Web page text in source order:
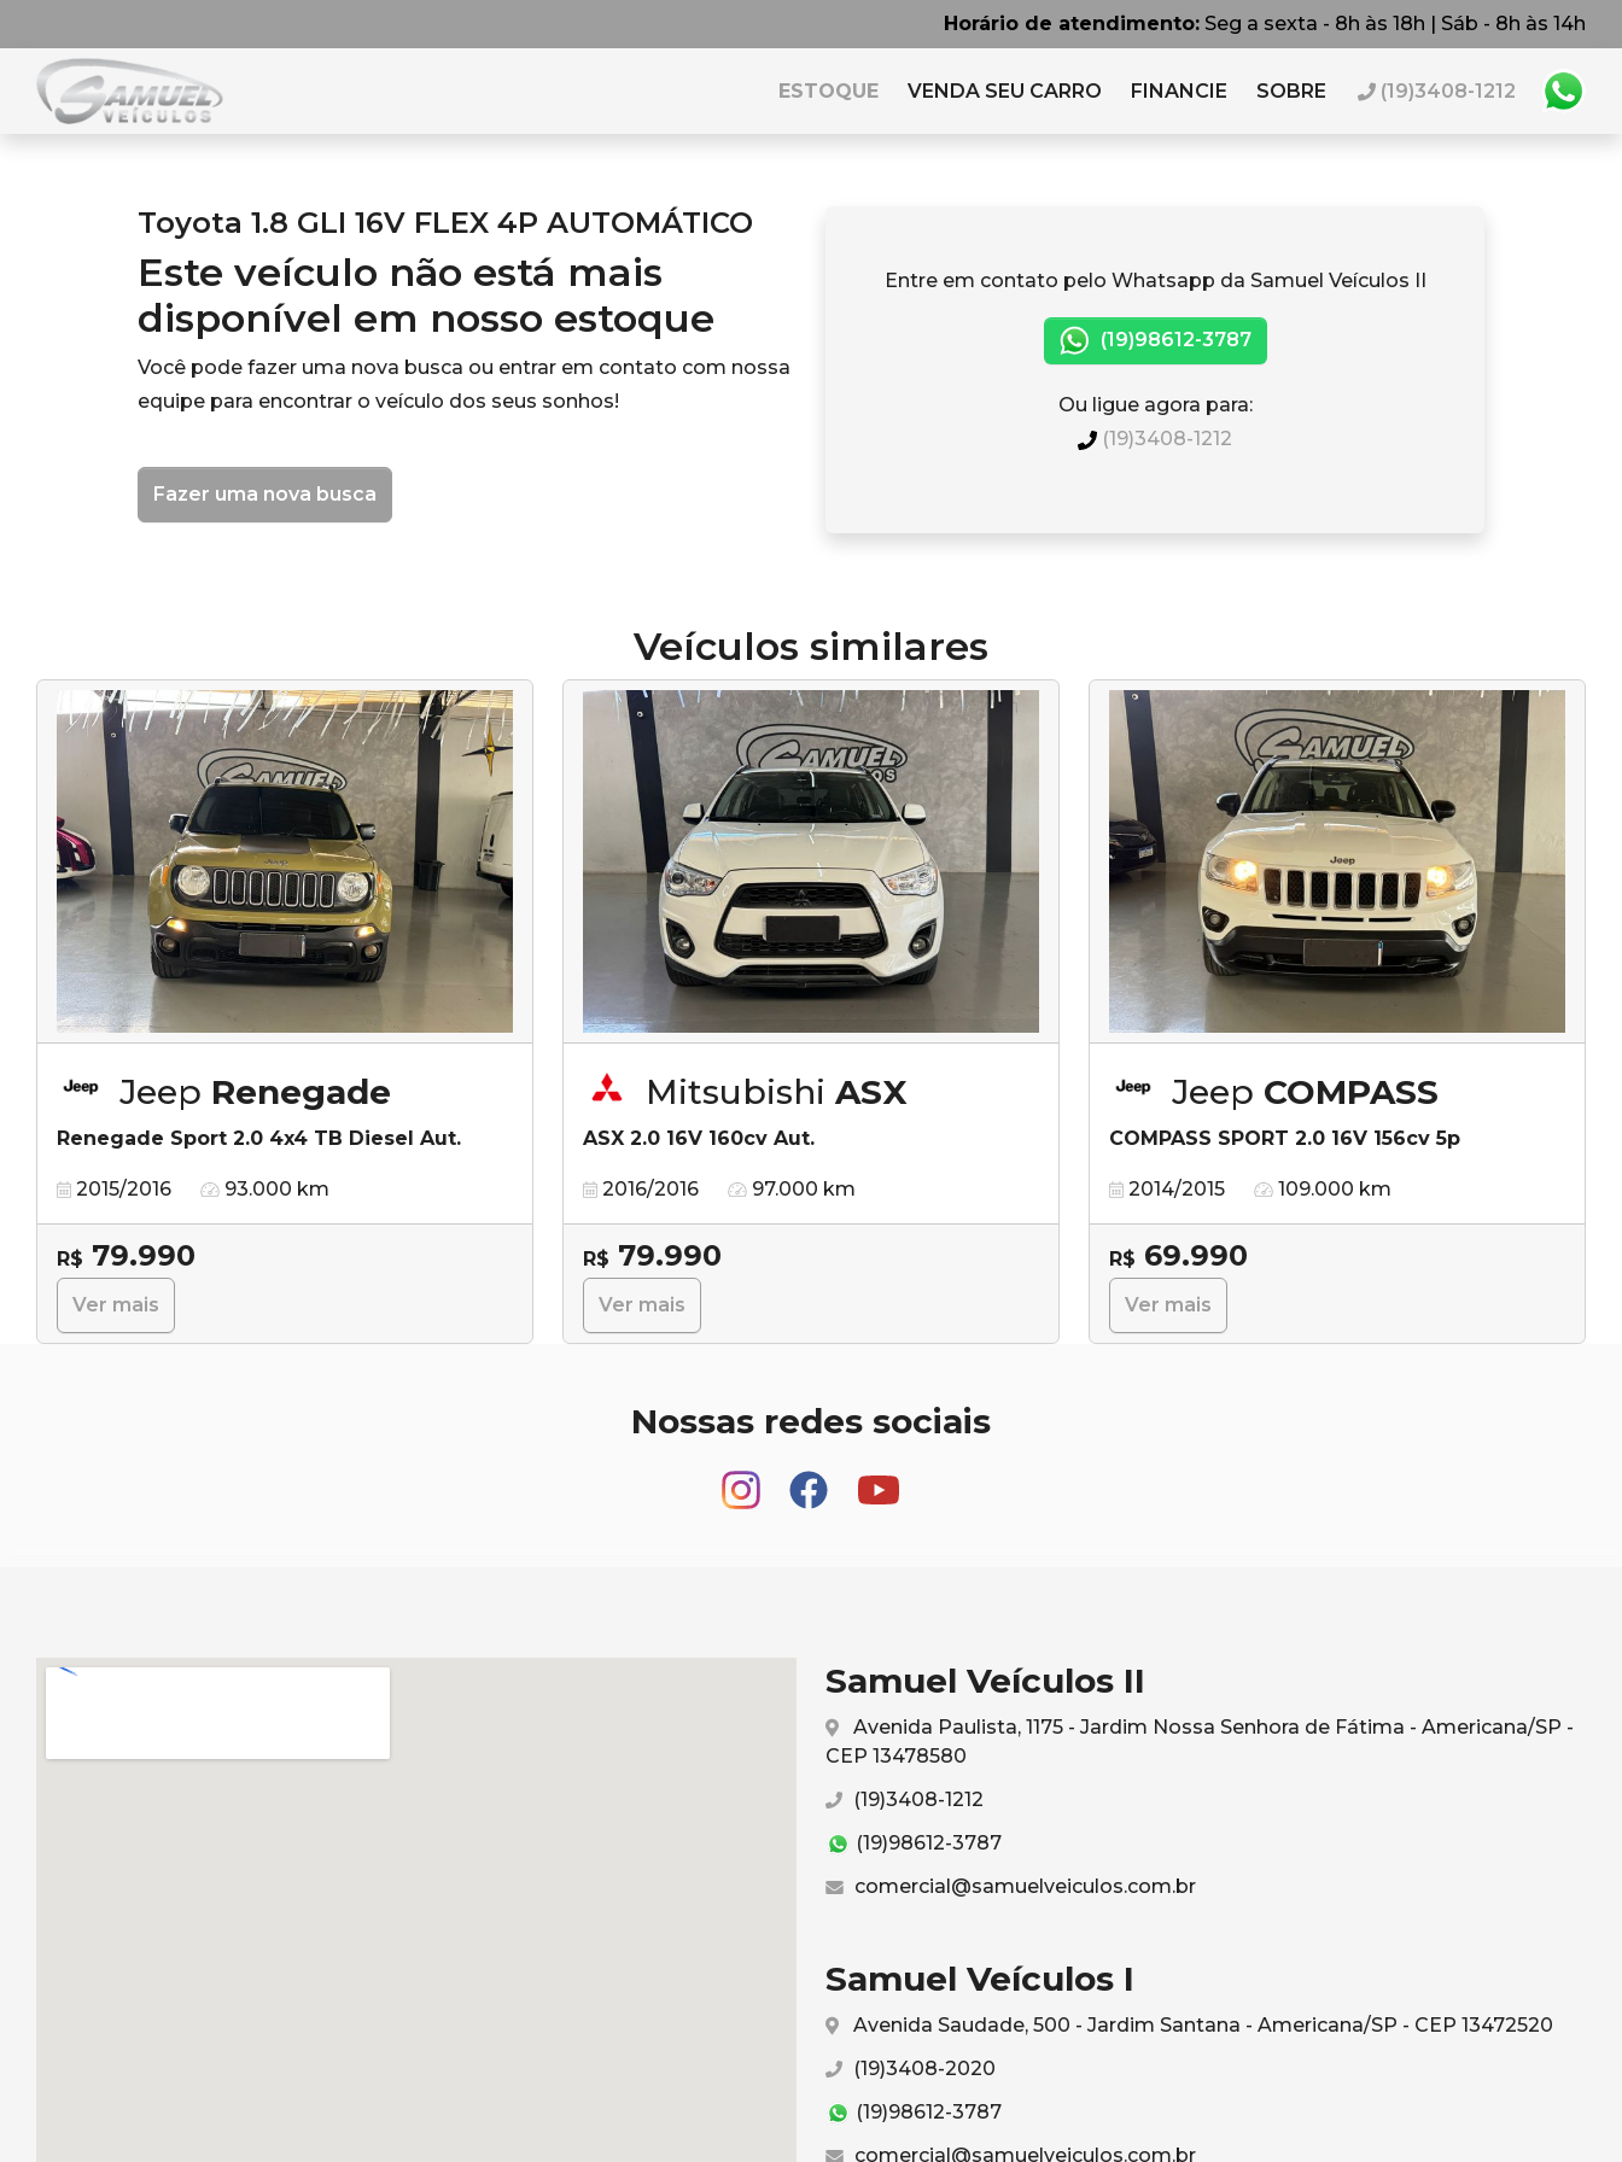
Horário de atendimento: Seg a sexta - 8h às 18h | Sáb - 8h às 14h
ESTOQUE VENDA SEU CARRO FINANCIE SOBRE (19)3408-1212
Toyota 1.8 GLI 16V FLEX 4P AUTOMÁTICO
Este veículo não está mais
disponível em nosso estoque
Você pode fazer uma nova busca ou entrar em contato com nossa
equipe para encontrar o veículo dos seus sonhos!
Fazer uma nova busca
Entre em contato pelo Whatsapp da Samuel Veículos II
(19)98612-3787
Ou ligue agora para:
(19)3408-1212
Veículos similares
Jeep Renegade
Renegade Sport 2.0 4x4 TB Diesel Aut.
2015/2016 93.000 km
R$ 79.990
Ver mais
Mitsubishi ASX
ASX 2.0 16V 160cv Aut.
2016/2016 97.000 km
R$ 79.990
Ver mais
Jeep COMPASS
COMPASS SPORT 2.0 16V 156cv 5p
2014/2015 109.000 km
R$ 69.990
Ver mais
Nossas redes sociais
Samuel Veículos II
Avenida Paulista, 1175 - Jardim Nossa Senhora de Fátima - Americana/SP -
CEP 13478580
(19)3408-1212
(19)98612-3787
comercial@samuelveiculos.com.br
Samuel Veículos I
Avenida Saudade, 500 - Jardim Santana - Americana/SP - CEP 13472520
(19)3408-2020
(19)98612-3787
comercial@samuelveiculos.com.br